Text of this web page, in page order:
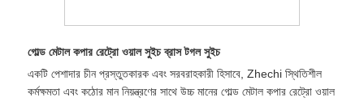
গোল্ড মেটাল কপার রেট্রো ওয়াল সুইচ ব্রাস টগল সুইচ
একটি পেশাদার চীন প্রস্তুতকারক এবং সরবরাহকারী হিসাবে, Zhechi স্থিতিশীল
কর্মক্ষমতা এবং কঠোর মান নিয়ন্ত্রণের সাথে উচ্চ মানের গোল্ড মেটাল কপার রেট্রো ওয়াল